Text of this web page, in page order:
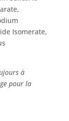
Isomerate,
à
pour la